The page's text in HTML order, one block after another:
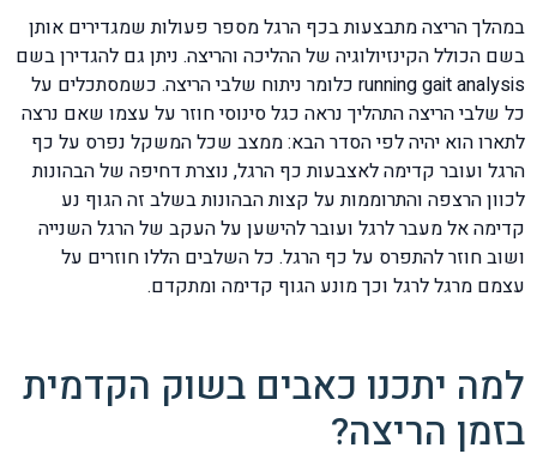
במהלך הריצה מתבצעות בכף הרגל מספר פעולות שמגדירים אותן
בשם הכולל הקינזיולוגיה של ההליכה והריצה. ניתן גם להגדירן בשם
running gait analysis כלומר ניתוח שלבי הריצה. כשמסתכלים על
כל שלבי הריצה התהליך נראה כגל סינוסי חוזר על עצמו שאם נרצה
לתארו הוא יהיה לפי הסדר הבא: ממצב שכל המשקל נפרס על כף
הרגל ועובר קדימה לאצבעות כף הרגל, נוצרת דחיפה של הבהונות
לכוון הרצפה והתרוממות על קצות הבהונות בשלב זה הגוף נע
קדימה אל מעבר לרגל ועובר להישען על העקב של הרגל השנייה
ושוב חוזר להתפרס על כף הרגל. כל השלבים הללו חוזרים על
עצמם מרגל לרגל וכך מונע הגוף קדימה ומתקדם.
למה יתכנו כאבים בשוק הקדמית
בזמן הריצה?